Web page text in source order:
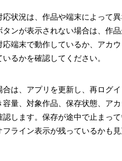
状況は、作品や端末によって
タンが表示されない場合は、作
端末で動作しているか、アカ
るかを確認してください。
は、アプリを更新し、再ログ
容量、対象作品、保存状態、ア
認します。保存が途中で止まっ
ライン表示が残っているかも